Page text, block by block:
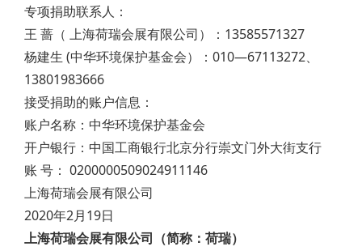
专项捐助联系人：
王 蔷（ 上海荷瑞会展有限公司）：13585571327
杨建生 (中华环境保护基金会）：010—67113272、
13801983666
接受捐助的账户信息：
账户名称：中华环境保护基金会
开户银行：中国工商银行北京分行崇文门外大街支行
账 号： 0200000509024911146
上海荷瑞会展有限公司
2020年2月19日
上海荷瑞会展有限公司（简称：荷瑞）